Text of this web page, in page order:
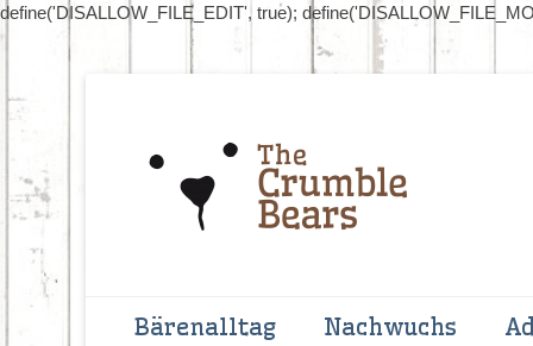
define('DISALLOW_FILE_EDIT', true);
The
Primäres Menü
InhaltBärenalltag Nachwuchs